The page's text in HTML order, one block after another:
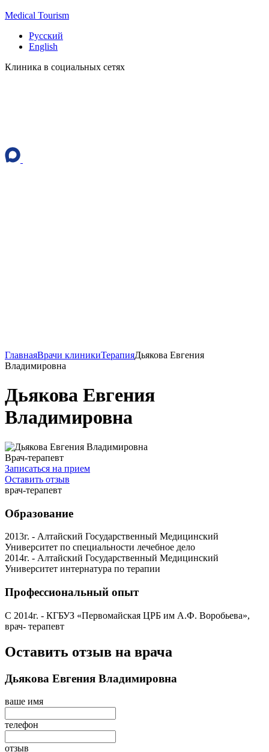
Medical Tourism
Русский
English
Клиника в социальных сетях
ГлавнаяВрачи клиникиТерапияДьякова Евгения
Владимировна
Дьякова Евгения
Владимировна
Врач-терапевт
Записаться на прием
Оставить отзыв
врач-терапевт
Образование
2013г. - Алтайский Государственный Медицинский
Университет по специальности лечебное дело
2014г. - Алтайский Государственный Медицинский
Университет интернатура по терапии
Профессиональный опыт
С 2014г. - КГБУЗ «Первомайская ЦРБ им А.Ф. Воробьева»,
врач- терапевт
Оставить отзыв на врача
Дьякова Евгения Владимировна
ваше имя
телефон
отзыв